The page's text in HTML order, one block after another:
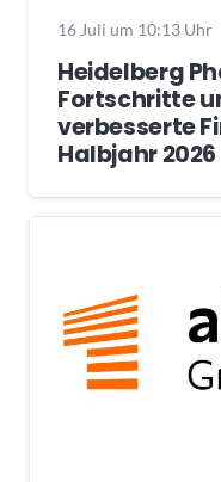
16 Juli um 10:13 Uhr
Heidelberg
Fortschritte
verbesserte
Halbjahr 2026